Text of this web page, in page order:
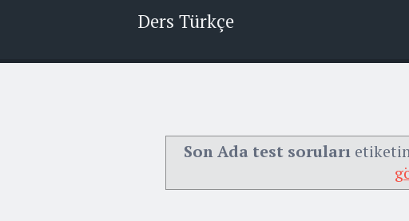
Ders Türkçe
Son Ada test soruları